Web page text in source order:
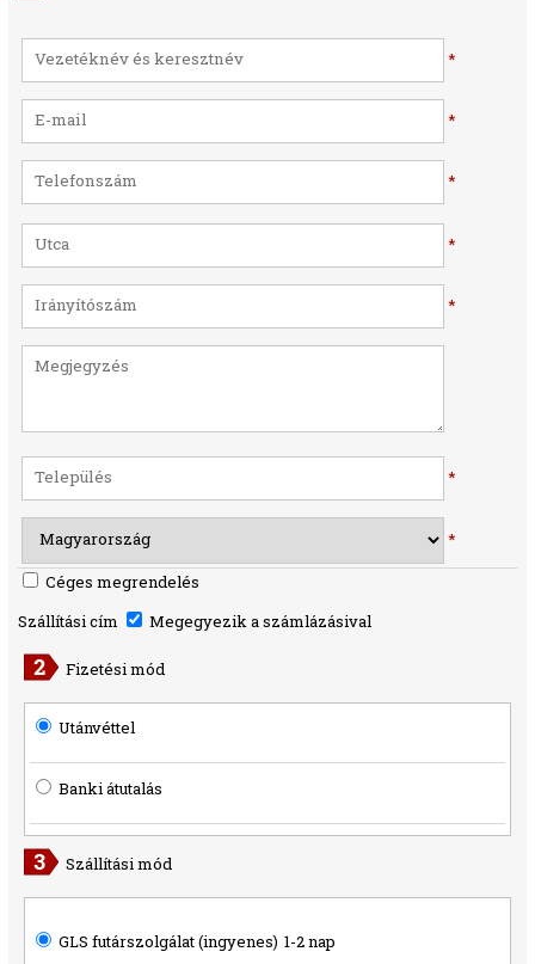
*
*
*
*
*
*
*
Céges megrendelés
Szállítási cím
Megegyezik a számlázásival
Fizetési mód
Utánvéttel
Banki átutalás
Szállítási mód
GLS futárszolgálat (ingyenes) 1-2 nap